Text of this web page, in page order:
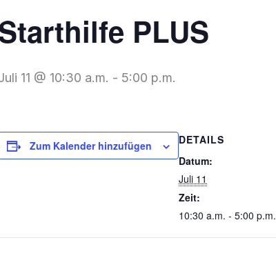
PLUS
11 @ 10:30 a.m. - 5:00 p.m.
Zum Kalender hinzufügen
DETAILS
Datum:
Juli 11
Zeit:
10:30 a.m. - 5:00 p.m.